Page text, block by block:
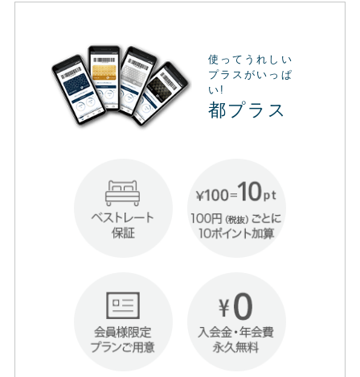
使ってうれしい
プラスがいっぱ
い!
都プラス